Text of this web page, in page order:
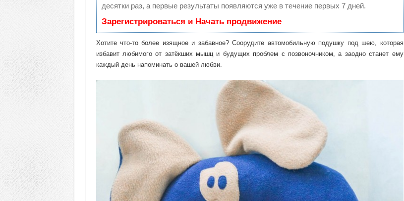
десятки раз, а первые результаты появляются уже в течение первых 7 дней.
Зарегистрироваться и Начать продвижение
Хотите что-то более изящное и забавное? Соорудите автомобильную подушку под шею, которая
избавит любимого от затёкших мышц и будущих проблем с позвоночником, а заодно станет ему
каждый день напоминать о вашей любви.